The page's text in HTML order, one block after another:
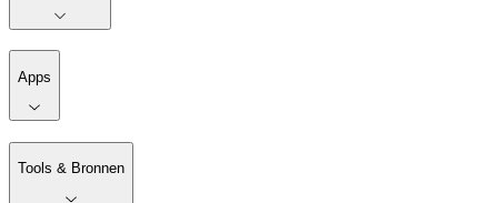
Apps
Tools & Bronnen